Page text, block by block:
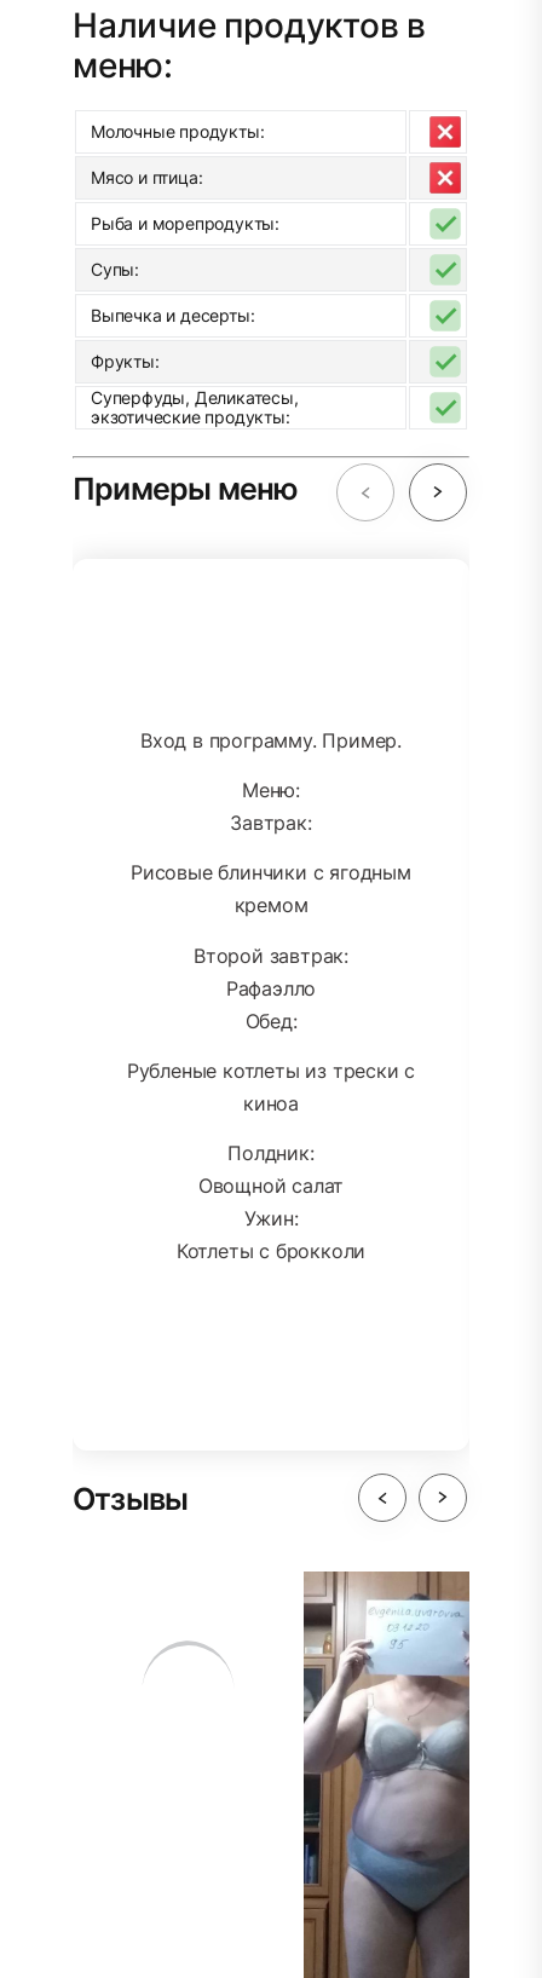
Наличие продуктов в
меню:
Молочные продукты:
Мясо и птица:
Рыба и морепродукты:
Супы:
Выпечка и десерты:
Фрукты:
Суперфуды, Деликатесы,
экзотические продукты:
Примеры меню
Вход в программу. Пример.
Меню:
Завтрак:
Рисовые блинчики с ягодным
кремом
Второй завтрак:
Рафаэлло
Обед:
Рубленые котлеты из трески с
киноа
Полдник:
Овощной салат
Ужин:
Котлеты с брокколи
Отзывы